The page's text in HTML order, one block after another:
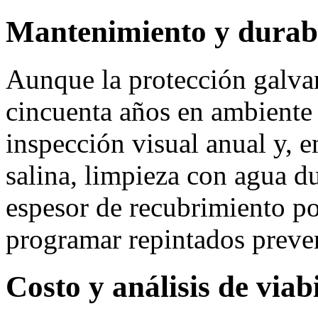
Mantenimiento y
Aunque la protección
cincuenta años en
inspección visual anual y,
salina, limpieza con agua
espesor de recubrimiento
programar repintados
Costo y análisis de